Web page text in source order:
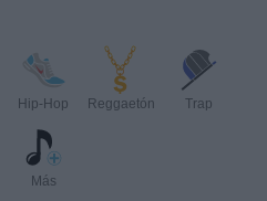
Hip-Hop Reggaetón Trap
Más